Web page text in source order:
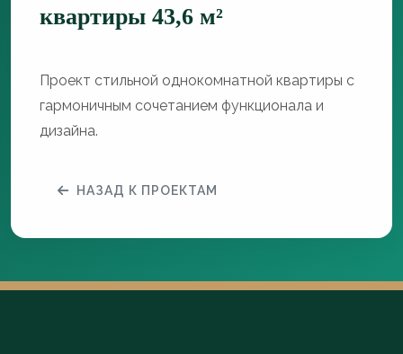
квартиры 43,6 м²
Проект стильной однокомнатной квартиры с
гармоничным сочетанием функционала и
дизайна.
НАЗАД К ПРОЕКТАМ